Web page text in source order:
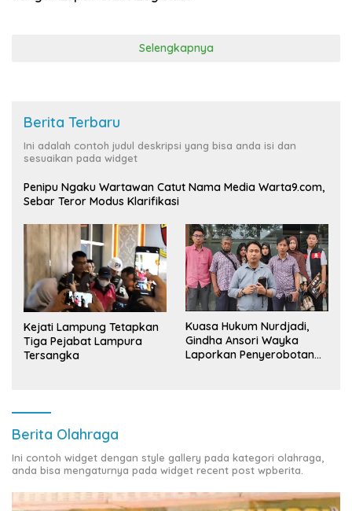
Selengkapnya
Berita Terbaru
Ini adalah contoh judul deskripsi yang bisa anda isi dan
sesuaikan pada widget
Penipu Ngaku Wartawan Catut Nama Media Warta9.com,
Sebar Teror Modus Klarifikasi
Kejati Lampung Tetapkan
Tiga Pejabat Lampura
Tersangka
Kuasa Hukum Nurdjadi,
Gindha Ansori Wayka
Laporkan Penyerobotan
Berita Olahraga
Ini contoh widget dengan style gallery pada kategori olahraga,
anda bisa mengaturnya pada widget recent post wpberita.